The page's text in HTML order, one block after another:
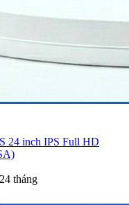
24 inch IPS Full HD
tháng